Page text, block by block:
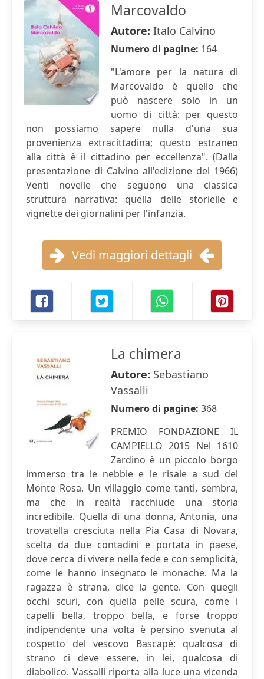
Marcovaldo
Autore: Italo Calvino
Numero di pagine: 164
"L'amore per la natura di
Marcovaldo è quello che
può nascere solo in un
uomo di città: per questo
non possiamo sapere nulla d'una sua
provenienza extracittadina; questo estraneo
alla città è il cittadino per eccellenza". (Dalla
presentazione di Calvino all'edizione del 1966)
Venti novelle che seguono una classica
struttura narrativa: quella delle storielle e
vignette dei giornalini per l'infanzia.
Vedi maggiori dettagli
La chimera
Autore: Sebastiano
Vassalli
Numero di pagine: 368
PREMIO FONDAZIONE IL
CAMPIELLO 2015 Nel 1610
Zardino è un piccolo borgo
immerso tra le nebbie e le risaie a sud del
Monte Rosa. Un villaggio come tanti, sembra,
ma che in realtà racchiude una storia
incredibile. Quella di una donna, Antonia, una
trovatella cresciuta nella Pia Casa di Novara,
scelta da due contadini e portata in paese,
dove cerca di vivere nella fede e con semplicità,
come le hanno insegnato le monache. Ma la
ragazza è strana, dice la gente. Con quegli
occhi scuri, con quella pelle scura, come i
capelli bella, troppo bella, e forse troppo
indipendente una volta è persino svenuta al
cospetto del vescovo Bascapè: qualcosa di
strano ci deve essere, in lei, qualcosa di
diabolico. Vassalli riporta alla luce una vicenda